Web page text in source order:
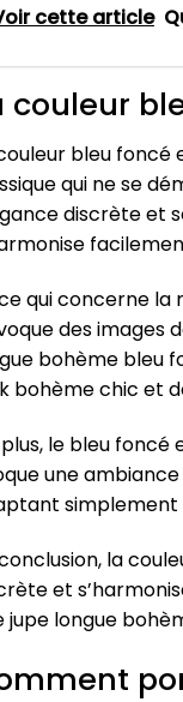
cette article
couleur
bleu foncé
qui ne se
discrète et
qui concerne
des images
bohème bleu
bohème chic et
le bleu foncé
une
simplement
la
et
jupe longue